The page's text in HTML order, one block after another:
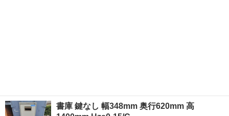
書庫 鍵なし 幅348mm 奥行620mm 高